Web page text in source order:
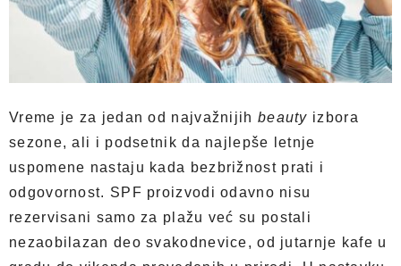
Vreme je za jedan od najvažnijih beauty izbora
sezone, ali i podsetnik da najlepše letnje
uspomene nastaju kada bezbrižnost prati i
odgovornost. SPF proizvodi odavno nisu
rezervisani samo za plažu već su postali
nezaobilazan deo svakodnevice, od jutarnje kafe u